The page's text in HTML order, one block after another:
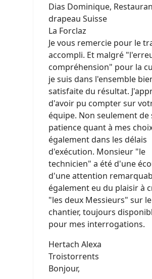
Dias Dominique,
drapeau Suisse
La Forclaz
Je vous remercie pour le
accompli. Et malgré
compréhension" pour la
je suis dans l'ensemble
satisfaite du résultat.
d'avoir pu compter sur
équipe. Non seulement de
patience quant à mes
également dans les délais
d'exécution. Monsieur "le
technicien" a été d'une
d'une attention
également eu du plaisir à
"les deux Messieurs" sur le
chantier, toujours
pour mes interrogations.
Hertach Alexa
Troistorrents
Bonjour,